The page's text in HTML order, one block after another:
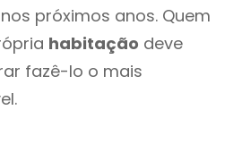
próximos anos. Quem
habitação deve
fazê-lo o mais